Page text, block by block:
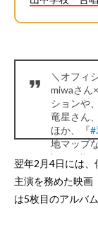
＼オフィ
miwaさん
ションや、
竜星さん
ほか、『#
地マップ
https://
— 君と１
2016
翌年2月4日には、
主演を務めた映画
は5枚目のアルバ